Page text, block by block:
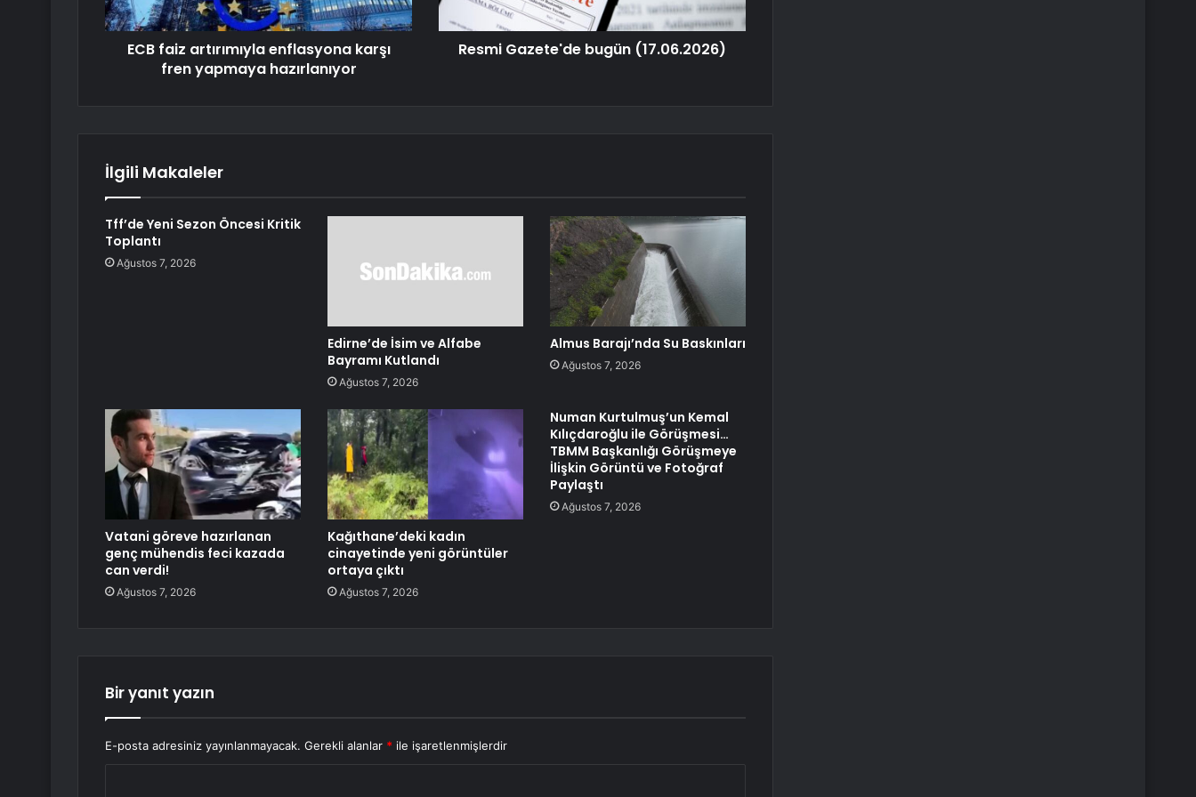
ECB faiz artırımıyla enflasyona karşı
fren yapmaya hazırlanıyor
Resmi Gazete'de bugün (17.06.2026)
İlgili Makaleler
Tff’de Yeni Sezon Öncesi Kritik
Toplantı
Ağustos 7, 2026
Edirne’de İsim ve Alfabe
Bayramı Kutlandı
Ağustos 7, 2026
Almus Barajı’nda Su Baskınları
Ağustos 7, 2026
Vatani göreve hazırlanan
genç mühendis feci kazada
can verdi!
Ağustos 7, 2026
Kağıthane’deki kadın
cinayetinde yeni görüntüler
ortaya çıktı
Ağustos 7, 2026
Numan Kurtulmuş’un Kemal
Kılıçdaroğlu ile Görüşmesi…
TBMM Başkanlığı Görüşmeye
İlişkin Görüntü ve Fotoğraf
Paylaştı
Ağustos 7, 2026
Bir yanıt yazın
E-posta adresiniz yayınlanmayacak. Gerekli alanlar * ile işaretlenmişlerdir